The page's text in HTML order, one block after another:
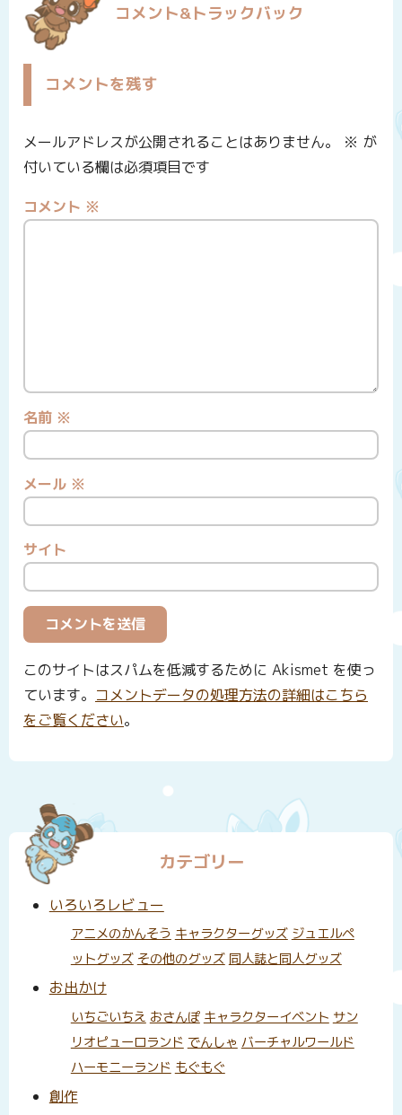
コメント&トラックバック
コメントを残す
メールアドレスが公開されることはありません。 ※ が
付いている欄は必須項目です
コメント ※
名前 ※
メール ※
サイト
このサイトはスパムを低減するために Akismet を使っ
ています。 コメントデータの処理方法の詳細はこちら
をご覧ください。
カテゴリー
いろいろレビュー
アニメのかんそう キャラクターグッズ ジュエルペ
ットグッズ その他のグッズ 同人誌と同人グッズ
お出かけ
いちごいちえ おさんぽ キャラクターイベント サン
リオピューロランド でんしゃ バーチャルワールド
ハーモニーランド もぐもぐ
創作